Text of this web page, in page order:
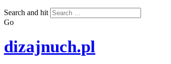
Search and hit
Go
dizajnuch.pl